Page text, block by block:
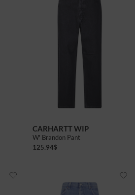
CARHARTT WIP
W' Brandon Pant
125.94$